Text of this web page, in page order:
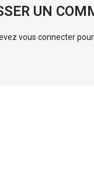
UN
vous connecter